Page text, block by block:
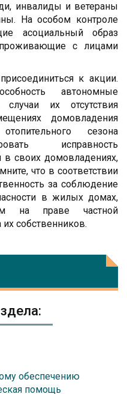
инвалиды и ветераны
На особом контроле
асоциальный образ
с лицами
к акции.
автономные
их отсутствия
домовладения
сезона
исправность
в своих домовладениях,
что в соответствии
за соблюдение
в жилых домах,
на праве частной
собственников.
обеспечению
помощь